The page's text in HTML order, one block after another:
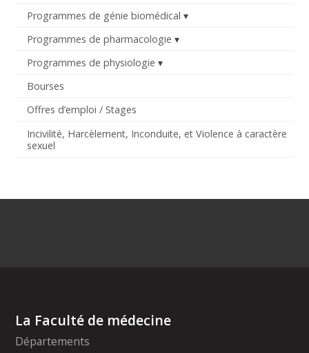
Programmes de génie biomédical
Programmes de pharmacologie
Programmes de physiologie
Bourses
Offres d’emploi / Stages
Incivilité, Harcèlement, Inconduite, et Violence à caractère
sexuel
La Faculté de médecine
Départements